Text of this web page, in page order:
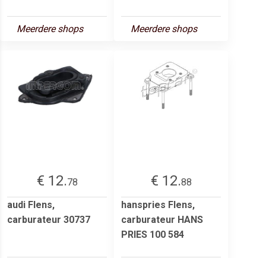
Meerdere shops Meerdere shops
€ 12.78
audi Flens,
carburateur 30737
€ 12.88
hanspries Flens,
carburateur HANS
PRIES 100 584